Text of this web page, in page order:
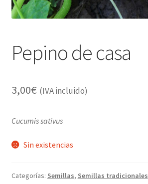
Alimentación
Apiterapia y productos de la colmena
Pepino de casa
3,00€ (IVA incluido)
Cucumis sativus
Sin existencias
Categorías: Semillas, Semillas tradicionales